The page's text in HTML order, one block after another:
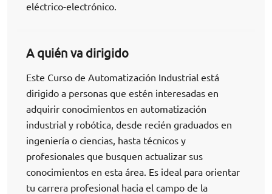
eléctrico-electrónico.
A quién va dirigido
Este Curso de Automatización Industrial está
dirigido a personas que estén interesadas en
adquirir conocimientos en automatización
industrial y robótica, desde recién graduados en
ingeniería o ciencias, hasta técnicos y
profesionales que busquen actualizar sus
conocimientos en esta área. Es ideal para orientar
tu carrera profesional hacia el campo de la